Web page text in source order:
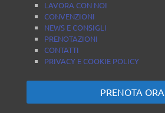
LAVORA CON NOI
CONVENZIONI
NEWS E CONSIGLI
PRENOTAZIONI
CONTATTI
PRIVACY E COOKIE POLICY
PRENOTA ORA